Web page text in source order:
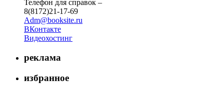
Телефон для справок –
8(8172)21-17-69
Adm@booksite.ru
ВКонтакте
Видеохостинг
реклама
избранное